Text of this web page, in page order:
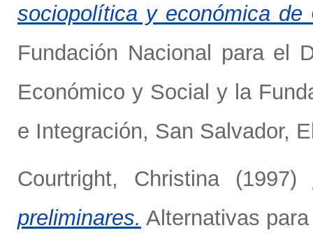
sociopolítica y económica de
Fundación Nacional para el
Económico y Social y la
e Integración, San Salvador,
Courtright, Christina(1997)
preliminares. Alternativas